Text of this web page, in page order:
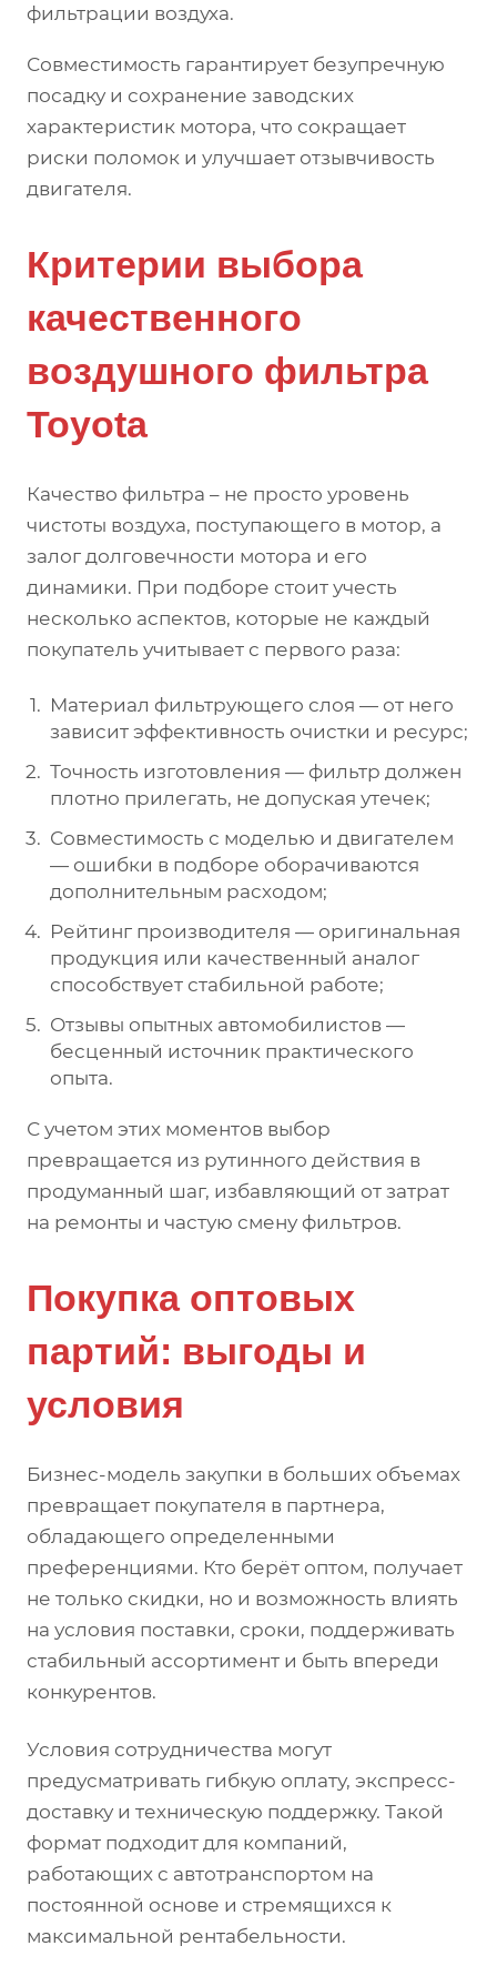
фильтрации воздуха.
Совместимость гарантирует безупречную
посадку и сохранение заводских
характеристик мотора, что сокращает
риски поломок и улучшает отзывчивость
двигателя.
Критерии выбора
качественного
воздушного фильтра
Toyota
Качество фильтра – не просто уровень
чистоты воздуха, поступающего в мотор, а
залог долговечности мотора и его
динамики. При подборе стоит учесть
несколько аспектов, которые не каждый
покупатель учитывает с первого раза:
Материал фильтрующего слоя — от него
зависит эффективность очистки и ресурс;
Точность изготовления — фильтр должен
плотно прилегать, не допуская утечек;
Совместимость с моделью и двигателем
— ошибки в подборе оборачиваются
дополнительным расходом;
Рейтинг производителя — оригинальная
продукция или качественный аналог
способствует стабильной работе;
Отзывы опытных автомобилистов —
бесценный источник практического
опыта.
С учетом этих моментов выбор
превращается из рутинного действия в
продуманный шаг, избавляющий от затрат
на ремонты и частую смену фильтров.
Покупка оптовых
партий: выгоды и
условия
Бизнес-модель закупки в больших объемах
превращает покупателя в партнера,
обладающего определенными
преференциями. Кто берёт оптом, получает
не только скидки, но и возможность влиять
на условия поставки, сроки, поддерживать
стабильный ассортимент и быть впереди
конкурентов.
Условия сотрудничества могут
предусматривать гибкую оплату, экспресс-
доставку и техническую поддержку. Такой
формат подходит для компаний,
работающих с автотранспортом на
постоянной основе и стремящихся к
максимальной рентабельности.